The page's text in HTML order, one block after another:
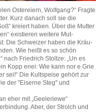
Ostereiern, Wolfgang?“ Fragte
Kurz danach soll sie die
kreiert haben. Über die Mutter
existieren weitere Mut-
Die Schweizer haben die Kräu-
Wie heißt es so schön
nach Friedrich Stoltze: „Un es
Kopp enei: Wie kann nor e Grie
sei!“ Die Kultspeise gehört zur
der "Eiserne Steg" und
eher mit „Geeleriewe“
Aber, der Strolch und